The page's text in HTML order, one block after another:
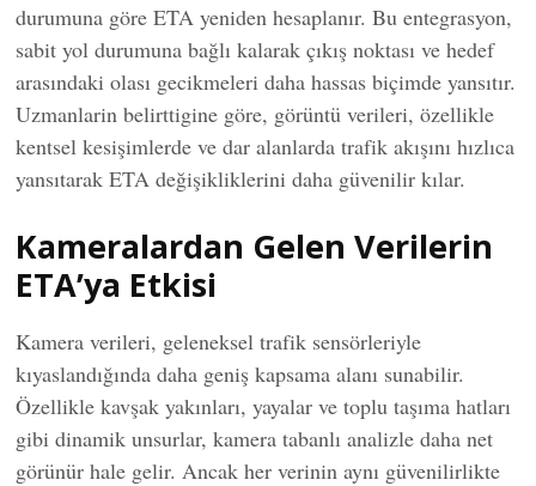
durumuna göre ETA yeniden hesaplanır. Bu entegrasyon,
sabit yol durumuna bağlı kalarak çıkış noktası ve hedef
arasındaki olası gecikmeleri daha hassas biçimde yansıtır.
Uzmanlarin belirttigine göre, görüntü verileri, özellikle
kentsel kesişimlerde ve dar alanlarda trafik akışını hızlıca
yansıtarak ETA değişikliklerini daha güvenilir kılar.
Kameralardan Gelen Verilerin
ETA’ya Etkisi
Kamera verileri, geleneksel trafik sensörleriyle
kıyaslandığında daha geniş kapsama alanı sunabilir.
Özellikle kavşak yakınları, yayalar ve toplu taşıma hatları
gibi dinamik unsurlar, kamera tabanlı analizle daha net
görünür hale gelir. Ancak her verinin aynı güvenilirlikte